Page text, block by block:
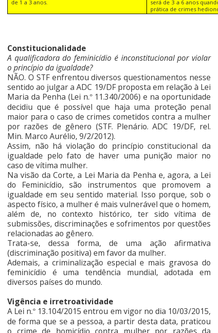
de 1 a 3 anos.
será de 3 a 6 anos
prática de crimes
Constitucionalidade
A qualificadora do feminicídio é inconstitucional por violar
o princípio da igualdade?
NÃO. O STF enfrentou diversos questionamentos nesse
sentido ao julgar a ADC 19/DF proposta em relação à Lei
Maria da Penha (Lei n.°11.340/2006) e na oportunidade
decidiu que é possível que haja uma proteção penal
maior para o caso de crimes cometidos contra a mulher
por razões de gênero (STF. Plenário. ADC 19/DF, rel.
Min. Marco Aurélio, 9/2/2012).
Assim, não há violação do princípio constitucional da
igualdade pelo fato de haver uma punição maior no
caso de vítima mulher.
Na visão da Corte, a Lei Maria da Penha e, agora, a Lei
do Feminicídio, são instrumentos que promovem a
igualdade em seu sentido material. Isso porque, sob o
aspecto físico, a mulher é mais vulnerável que o homem,
além de, no contexto histórico, ter sido vítima de
submissões, discriminações e sofrimentos por questões
relacionadas ao gênero.
Trata-se, dessa forma, de uma ação afirmativa
(discriminação positiva) em favor da mulher.
Ademais, a criminalização especial e mais gravosa do
feminicídio é uma tendência mundial, adotada em
diversos países do mundo.
Vigência e irretroatividade
A Lei n.° 13.104/2015 entrou em vigor no dia 10/03/2015,
de forma que se a pessoa, a partir desta data, praticou